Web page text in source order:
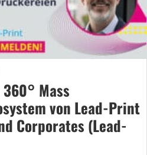
Mass
von Lead-Print
Corporates (Lead-